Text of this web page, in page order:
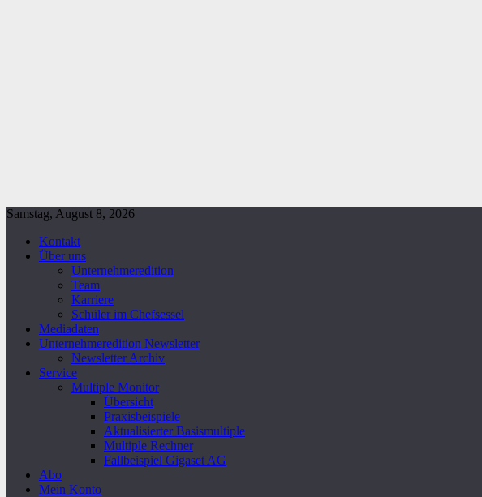
Samstag, August 8, 2026
Kontakt
Über uns
Unternehmeredition
Team
Karriere
Schüler im Chefsessel
Mediadaten
Unternehmeredition Newsletter
Newsletter Archiv
Service
Multiple Monitor
Übersicht
Praxisbeispiele
Aktualisierter Basismultiple
Multiple Rechner
Fallbeispiel Gigaset AG
Abo
Mein Konto